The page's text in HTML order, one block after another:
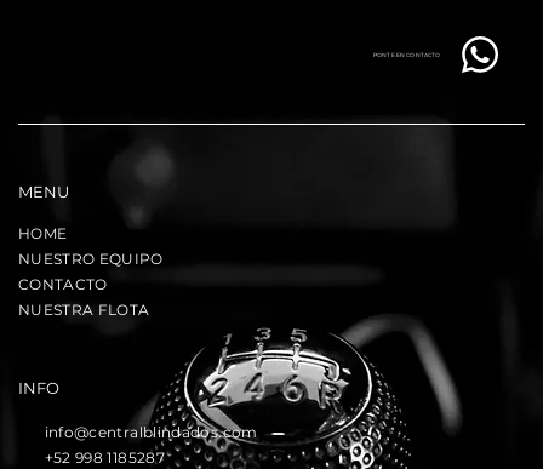
PONTE EN CONTACTO
MENU
HOME
NUESTRO EQUIPO
CONTACTO
NUESTRA FLOTA
INFO
info@centralblindados.com
+52 998 1185287